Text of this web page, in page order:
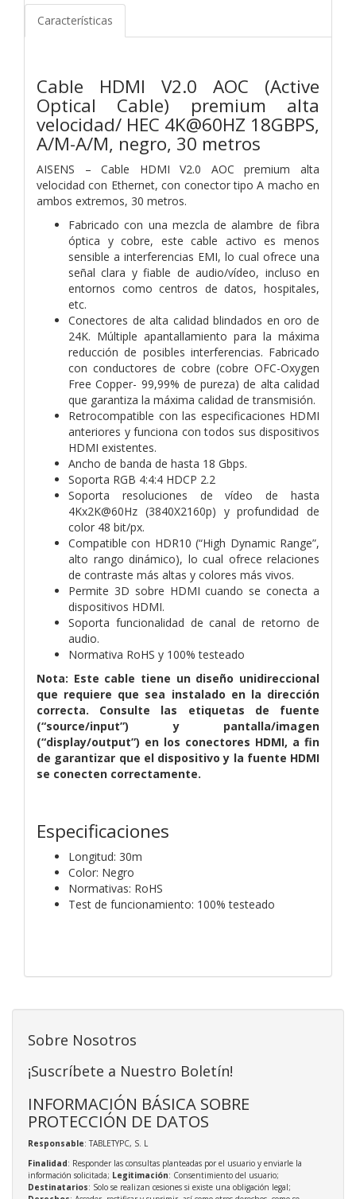
Características
Cable HDMI V2.0 AOC (Active
Optical Cable) premium alta
velocidad/ HEC 4K@60HZ 18GBPS,
A/M-A/M, negro, 30 metros
AISENS – Cable HDMI V2.0 AOC premium alta
velocidad con Ethernet, con conector tipo A macho en
ambos extremos, 30 metros.
Fabricado con una mezcla de alambre de fibra
óptica y cobre, este cable activo es menos
sensible a interferencias EMI, lo cual ofrece una
señal clara y fiable de audio/vídeo, incluso en
entornos como centros de datos, hospitales,
etc.
Conectores de alta calidad blindados en oro de
24K. Múltiple apantallamiento para la máxima
reducción de posibles interferencias. Fabricado
con conductores de cobre (cobre OFC-Oxygen
Free Copper- 99,99% de pureza) de alta calidad
que garantiza la máxima calidad de transmisión.
Retrocompatible con las especificaciones HDMI
anteriores y funciona con todos sus dispositivos
HDMI existentes.
Ancho de banda de hasta 18 Gbps.
Soporta RGB 4:4:4 HDCP 2.2
Soporta resoluciones de vídeo de hasta
4Kx2K@60Hz (3840X2160p) y profundidad de
color 48 bit/px.
Compatible con HDR10 (“High Dynamic Range”,
alto rango dinámico), lo cual ofrece relaciones
de contraste más altas y colores más vivos.
Permite 3D sobre HDMI cuando se conecta a
dispositivos HDMI.
Soporta funcionalidad de canal de retorno de
audio.
Normativa RoHS y 100% testeado
Nota: Este cable tiene un diseño unidireccional
que requiere que sea instalado en la dirección
correcta. Consulte las etiquetas de fuente
(“source/input”) y pantalla/imagen
(“display/output”) en los conectores HDMI, a fin
de garantizar que el dispositivo y la fuente HDMI
se conecten correctamente.
Especificaciones
Longitud: 30m
Color: Negro
Normativas: RoHS
Test de funcionamiento: 100% testeado
Sobre Nosotros
¡Suscríbete a Nuestro Boletín!
INFORMACIÓN BÁSICA SOBRE
PROTECCIÓN DE DATOS
Responsable: TABLETYPC, S. L
Finalidad: Responder las consultas planteadas por el usuario y enviarle la
información solicitada; Legitimación: Consentimiento del usuario;
Destinatarios: Solo se realizan cesiones si existe una obligación legal;